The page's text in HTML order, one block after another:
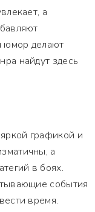
а
юмор делают
найдут здесь
графикой и
а
в боях.
события
время.